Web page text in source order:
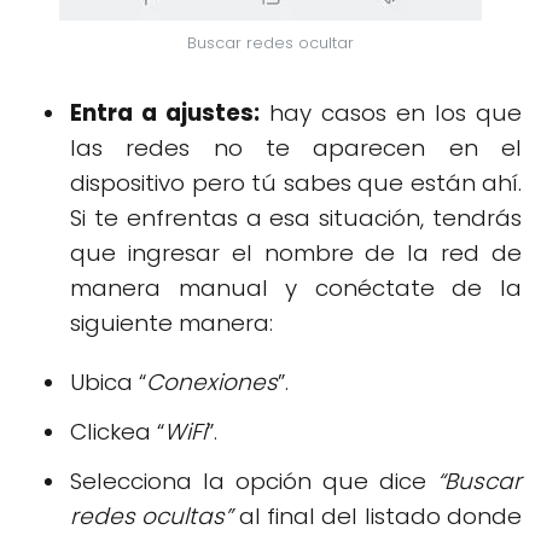
Buscar redes ocultar
Entra a ajustes: hay casos en los que
las redes no te aparecen en el
dispositivo pero tú sabes que están ahí.
Si te enfrentas a esa situación, tendrás
que ingresar el nombre de la red de
manera manual y conéctate de la
siguiente manera:
Ubica “Conexiones”.
Clickea “WiFi”.
Selecciona la opción que dice “Buscar
redes ocultas”al final del listado donde